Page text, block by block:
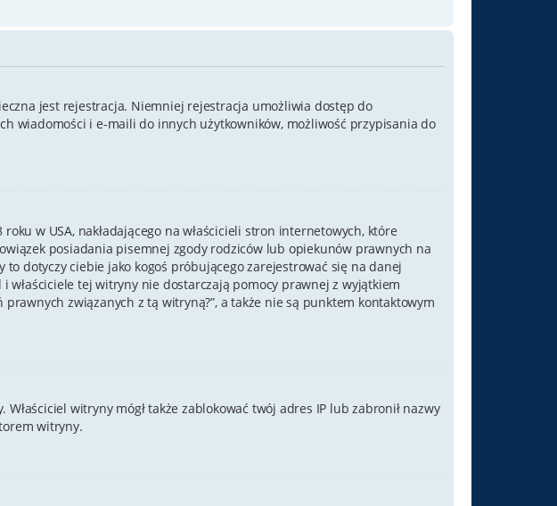
jest rejestracja. Niemniej rejestracja umożliwia dostęp do
wiadomości i e-maili do innych użytkowników, możliwość przypisania do
w USA, nakładającego na właścicieli stron internetowych, które
posiadania pisemnej zgody rodziców lub opiekunów prawnych na
dotyczy ciebie jako kogoś próbującego zarejestrować się na danej
tej witryny nie dostarczają pomocy prawnej z wyjątkiem
związanych z tą witryną?”, a także nie są punktem kontaktowym
witryny mógł także zablokować twój adres IP lub zabronił nazwy
witryny.